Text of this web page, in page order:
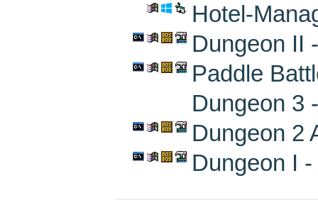
Hotel-
Dungeon II
Paddle
Dungeon 3
Dungeon 2
Dungeon I